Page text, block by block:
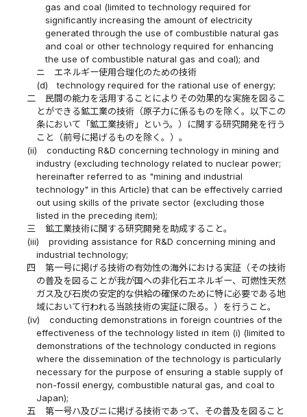
gas and coal (limited to technology required for
significantly increasing the amount of electricity
generated through the use of combustible natural gas
and coal or other technology required for enhancing
the use of combustible natural gas and coal); and
ニ
エネルギー使用合理化のための技術
(d)
technology required for the rational use of energy;
二
民間の能力を活用することによりその効果的な実施を図るこ
とができる鉱工業の技術（原子力に係るものを除く。以下この
条において「鉱工業技術」という。）に関する研究開発を行う
こと（前号に掲げるものを除く。）。
(ii)
conducting R&D concerning technology in mining and
industry (excluding technology related to nuclear power;
hereinafter referred to as "mining and industrial
technology" in this Article) that can be effectively carried
out using skills of the private sector (excluding those
listed in the preceding item);
三
鉱工業技術に関する研究開発を助成すること。
(iii)
providing assistance for R&D concerning mining and
industrial technology;
四
第一号に掲げる技術の有効性の海外における実証（その技術
の普及を図ることが我が国への非化石エネルギー、可燃性天然
ガス及び石炭の安定的な供給の確保のために特に必要である地
域において行われる当該技術の実証に限る。）を行うこと。
(iv)
conducting demonstrations in foreign countries of the
effectiveness of the technology listed in item (i) (limited to
demonstrations of the technology conducted in regions
where the dissemination of the technology is particularly
necessary for the purpose of ensuring a stable supply of
non-fossil energy, combustible natural gas, and coal to
Japan);
五
第一号ハ及びニに掲げる技術であって、その普及を図ること